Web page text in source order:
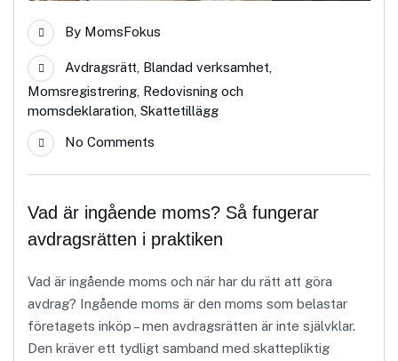
By MomsFokus
Avdragsrätt, Blandad verksamhet,
Momsregistrering, Redovisning och
momsdeklaration, Skattetillägg
No Comments
Vad är ingående moms? Så fungerar
avdragsrätten i praktiken
Vad är ingående moms och när har du rätt att göra
avdrag? Ingående moms är den moms som belastar
företagets inköp – men avdragsrätten är inte självklar.
Den kräver ett tydligt samband med skattepliktig